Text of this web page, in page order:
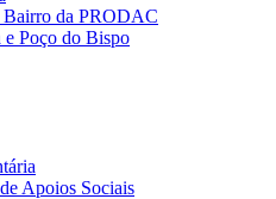
Bairro da PRODAC
Poço do Bispo
Apoios Sociais